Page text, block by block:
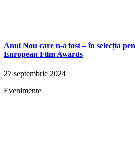
Anul Nou care n-a fost – în selecția
European Film Awards
27 septembrie 2024
Evenimente